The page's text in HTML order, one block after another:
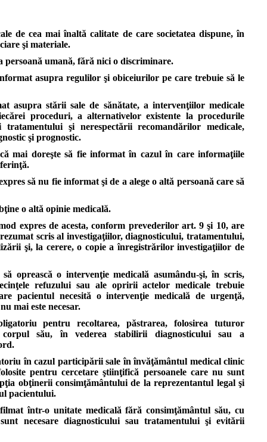
de cea mai înaltă calitate de care societatea dispune, în
şi materiale.
persoană umană, fără nici o discriminare.
asupra regulilor şi obiceiurilor pe care trebuie să le
asupra stării sale de sănătate, a intervenţiilor medicale
proceduri, a alternativelor existente la procedurile
tratamentului şi nerespectării recomandărilor medicale,
şi prognostic.
mai doreşte să fie informat în cazul în care informaţiile
să nu fie informat şi de a alege o altă persoană care să
o altă opinie medicală.
expres de acesta, conform prevederilor art. 9 şi 10, are
scris al investigaţiilor, diagnosticului, tratamentului,
şi, la cerere, o copie a înregistrărilor investigaţiilor de
oprească o intervenţie medicală asumându-şi, în scris,
refuzului sau ale opririi actelor medicale trebuie
pacientul necesită o intervenţie medicală de urgenţă,
mai este necesar.
pentru recoltarea, păstrarea, folosirea tuturor
său, în vederea stabilirii diagnosticului sau a
în cazul participării sale în învăţământul medical clinic
pentru cercetare ştiinţifică persoanele care nu sunt
obţinerii consimţământului de la reprezentantul legal şi
pacientului.
într-o unitate medicală fără consimţământul său, cu
necesare diagnosticului sau tratamentului şi evitării
la
date
diagnostic
şi
Pacientul
are
dreptul
de
a
decide
dacă
doreşte
să
fie
informat
în
care
informaţiile
prezentate
de
către
medic
i-
cauza
suferinţă.
Pacientul
are
dreptul